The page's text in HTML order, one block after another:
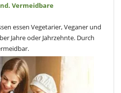
Vermeidbare
essen Vegetarier, Veganer und
Jahre oder Jahrzehnte. Durch